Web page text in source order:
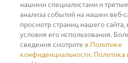
нашими специалистами и
анализа событий на нашем веб-
просмотр страниц нашего
условия его использования.
сведения смотрите в Политике
конфиденциальности. Политика
О компании
Помощь